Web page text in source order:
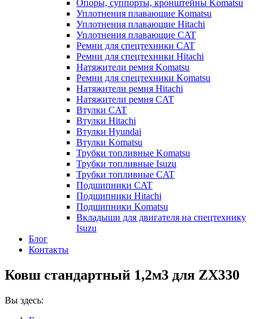
Опоры, суппорты, кронштейны Komatsu
Уплотнения плавающие Komatsu
Уплотнения плавающие Hitachi
Уплотнения плавающие CAT
Ремни для спецтехники CAT
Ремни для спецтехники Hitachi
Натяжители ремня Komatsu
Ремни для спецтехники Komatsu
Натяжители ремня Hitachi
Натяжители ремня CAT
Втулки CAT
Втулки Hitachi
Втулки Hyundai
Втулки Komatsu
Трубки топливные Komatsu
Трубки топливные Isuzu
Трубки топливные CAT
Подшипники CAT
Подшипники Hitachi
Подшипники Komatsu
Вкладыши для двигателя на спецтехнику
Isuzu
Блог
Контакты
Ковш стандартный 1,2м3 для ZX330
Вы здесь: